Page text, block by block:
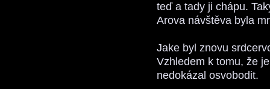
teď a tady ji chápu.
Arova návštěva byla
Jake byl znovu
Vzhledem k tomu, že
nedokázal osvobodit.